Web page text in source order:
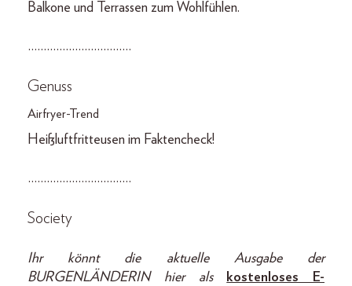
Balkone und Terrassen zum Wohlfühlen.
……………………………
Genuss
Airfryer-Trend
Heißluftfritteusen im Faktencheck!
……………………………
Society
Ihr könnt die aktuelle Ausgabe der
BURGENLÄNDERIN hier als
kostenloses E-